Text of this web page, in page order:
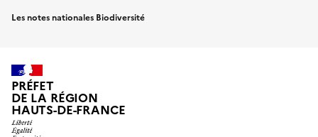
Les notes nationales Biodiversité
PRÉFET
DE LA RÉGION
HAUTS-DE-FRANCE